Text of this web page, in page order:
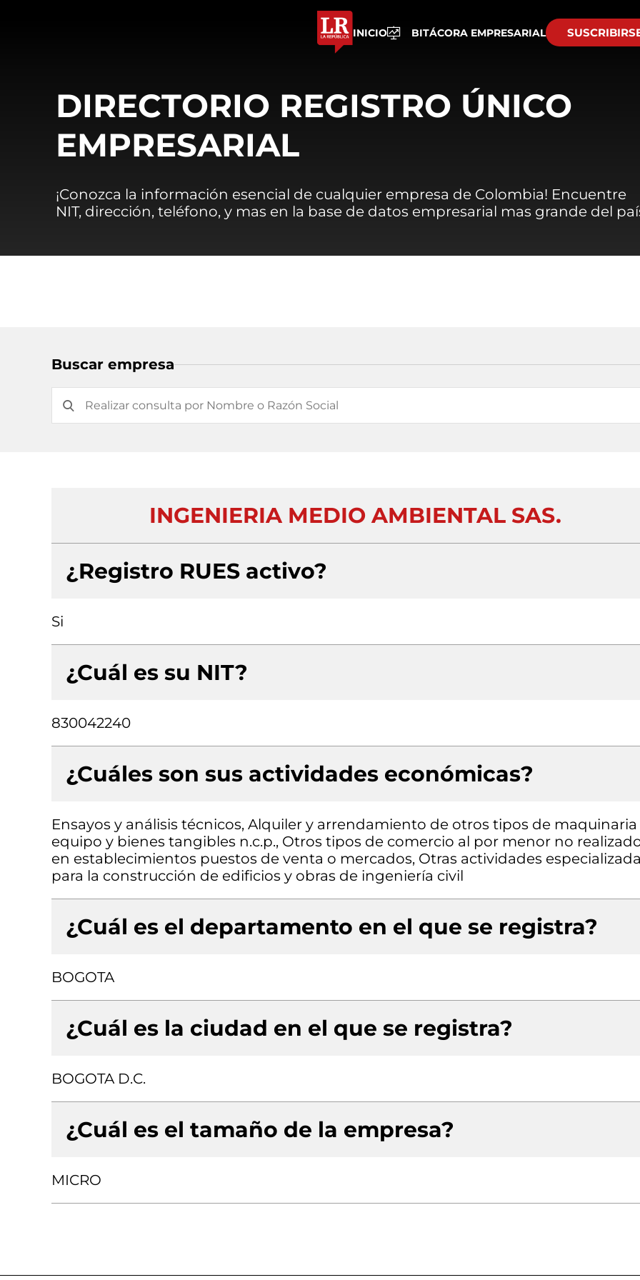
INICIO BITÁCORA EMPRESARIAL
DIRECTORIO REGISTRO ÚNICO
EMPRESARIAL
¡Conozca la información esencial de cualquier empresa de Colombia! Encuentre
NIT, dirección, teléfono, y mas en la base de datos empresarial mas grande del
Buscar empresa
INGENIERIA MEDIO AMBIENTAL SAS.
¿Registro RUES activo?
Si
¿Cuál es su NIT?
830042240
¿Cuáles son sus actividades económicas?
Ensayos y análisis técnicos, Alquiler y arrendamiento de otros tipos de maquinaria
equipo y bienes tangibles n.c.p., Otros tipos de comercio al por menor no
en establecimientos puestos de venta o mercados, Otras actividades
para la construcción de edificios y obras de ingeniería civil
¿Cuál es el departamento en el que se registra?
BOGOTA
¿Cuál es la ciudad en el que se registra?
BOGOTA D.C.
¿Cuál es el tamaño de la empresa?
MICRO